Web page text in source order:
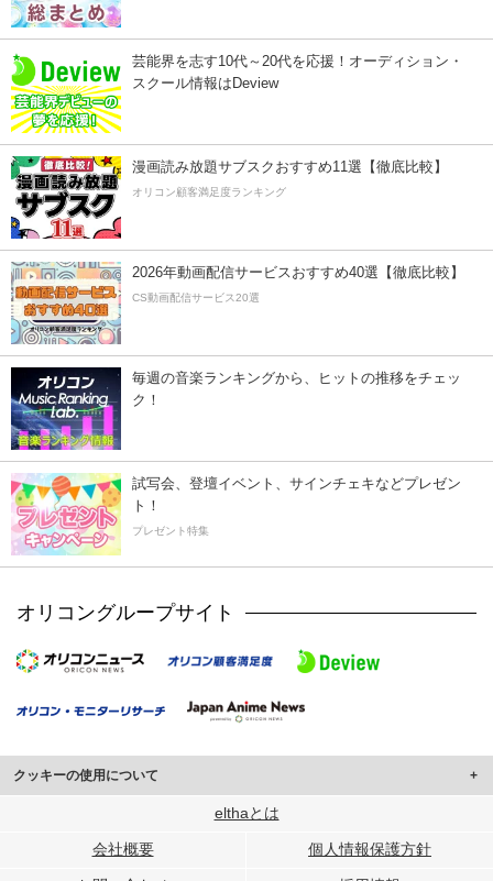
芸能界を志す10代～20代を応援！オーディション・
スクール情報はDeview
漫画読み放題サブスクおすすめ11選【徹底比較】
オリコン顧客満足度ランキング
2026年動画配信サービスおすすめ40選【徹底比較】
CS動画配信サービス20選
毎週の音楽ランキングから、ヒットの推移をチェッ
ク！
試写会、登壇イベント、サインチェキなどプレゼン
ト！
プレゼント特集
オリコングループサイト
クッキーの使用について
このサイトでは Cookie を使用して、ユーザーに合わせたコンテンツや広告の
行っています。
elthaとは
会社概要 個人情報保護方針